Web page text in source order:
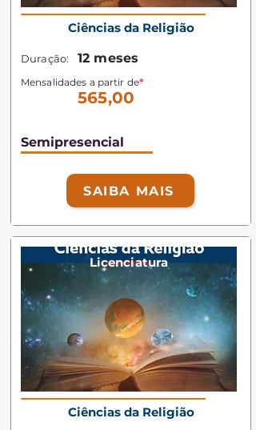
Ciências da Religião
Duração: 12 meses
Mensalidades a partir de*
565,00
Semipresencial
SAIBA MAIS
Licenciatura
Ciências da Religião